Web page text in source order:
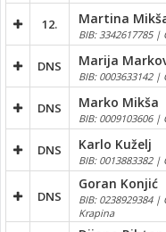
12. Martina
BIB: 3342617785 |
DNS Marija
BIB: 0003633142 |
DNS Marko Mikša
BIB: 0009103606
DNS Karlo Kuželj
BIB: 0013883382
DNS
Goran Konjić
BIB: 0238929384
Krapina